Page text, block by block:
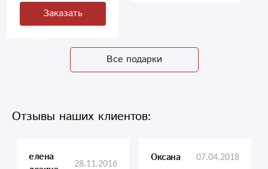
Заказать
Все подарки
Отзывы наших клиентов:
елена
28.11.2016 Оксана 07.04.2018